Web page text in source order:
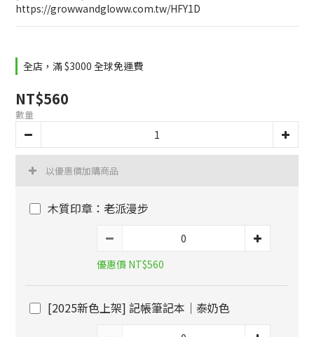
https://growwandgloww.com.tw/HFY1D
全店，滿 $3000 全球免運費
NT$560
數量
以優惠價加購商品
木質印章：老派漫步
優惠價 NT$560
[2025新色上架] 記帳筆記本｜泰奶色